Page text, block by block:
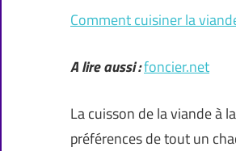
Comment cuisiner la
A lire aussi :foncier.net
La cuisson de la viande à
préférences de tout un